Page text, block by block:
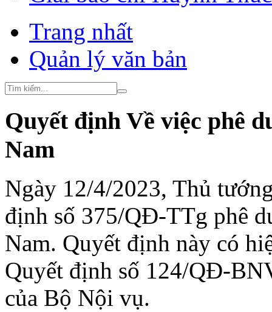
Trang nhất
Quản lý văn bản
Quyết định Về việc phê
Nam
Ngày 12/4/2023, Thủ
định số 375/QĐ-TTg phê
Nam. Quyết định này có
Quyết định số 124/QĐ-
của Bộ Nội vụ.